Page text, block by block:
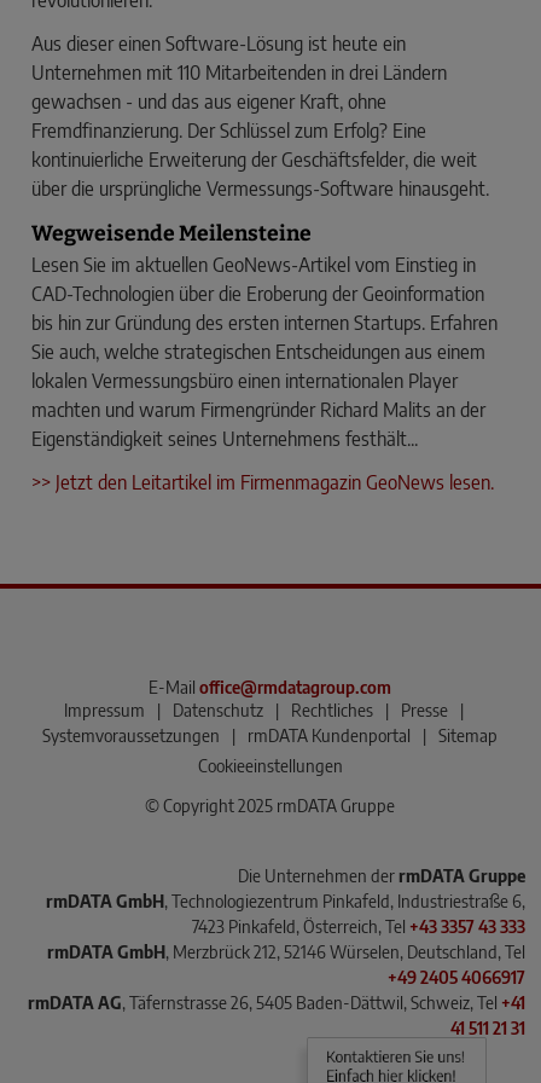
Aus dieser einen Software-Lösung ist heute ein
Unternehmen mit 110 Mitarbeitenden in drei Ländern
gewachsen - und das aus eigener Kraft, ohne
Fremdfinanzierung. Der Schlüssel zum Erfolg? Eine
kontinuierliche Erweiterung der Geschäftsfelder, die weit
über die ursprüngliche Vermessungs-Software hinausgeht.
Wegweisende Meilensteine
Lesen Sie im aktuellen GeoNews-Artikel vom Einstieg in
CAD-Technologien über die Eroberung der Geoinformation
bis hin zur Gründung des ersten internen Startups. Erfahren
Sie auch, welche strategischen Entscheidungen aus einem
lokalen Vermessungsbüro einen internationalen Player
machten und warum Firmengründer Richard Malits an der
Eigenständigkeit seines Unternehmens festhält...
>> Jetzt den Leitartikel im Firmenmagazin GeoNews lesen.
E-Mailoffice@rmdatagroup.com
Impressum
| Datenschutz | Rechtliches | Presse
|
Systemvoraussetzungen
| rmDATA Kundenportal |
Sitemap
Cookieeinstellungen
© Copyright 2025 rmDATA Gruppe
Die Unternehmen der rmDATA Gruppe
rmDATA GmbH, Technologiezentrum Pinkafeld, Industriestraße 6,
7423 Pinkafeld, Österreich, Tel +43 3357 43 333
rmDATA GmbH, Merzbrück 212, 52146 Würselen, Deutschland, Tel
+49 2405 4066917
rmDATA AG, Täfernstrasse 26, 5405 Baden-Dättwil, Schweiz, Tel +41
41 511 21 31